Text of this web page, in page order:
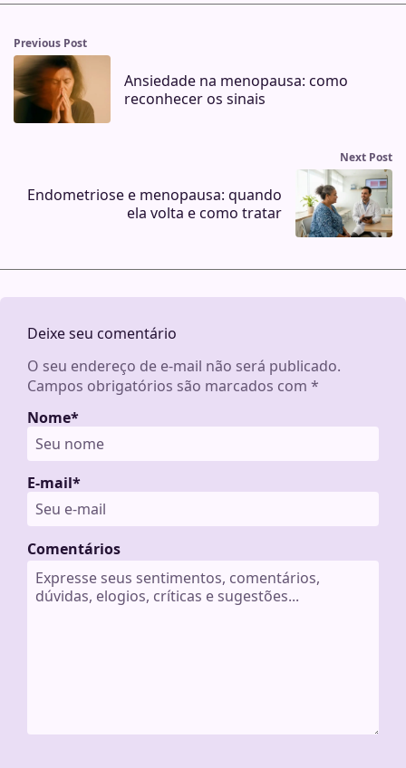
Previous Post
Ansiedade na menopausa: como
reconhecer os sinais
Next Post
Endometriose e menopausa: quando
ela volta e como tratar
Deixe seu comentário
O seu endereço de e-mail não será publicado.
Campos obrigatórios são marcados com *
Comentários
Nome*
E-mail*